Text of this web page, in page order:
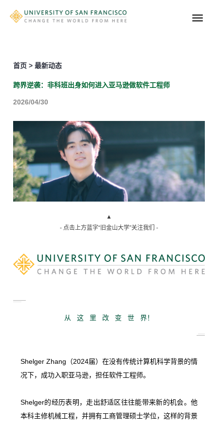
首页 > 最新动态
跨界逆袭：非科班出身如何进入亚马逊做软件工程师
2026/04/30
▲
- 点击上方蓝字“旧金山大学”关注我们 -
从 这 里 改 变 世 界！
Shelger Zhang（2024届）在没有传统计算机科学背景的情
况下，成功入职亚马逊，担任软件工程师。
Shelger的经历表明，走出舒适区往往能带来新的机会。他
本科主修机械工程，并拥有工商管理硕士学位，这样的背景